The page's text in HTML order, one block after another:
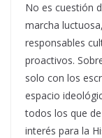
No es cuestión
marcha
responsables
proactivos.
solo con los
espacio
todos los que
interés para la